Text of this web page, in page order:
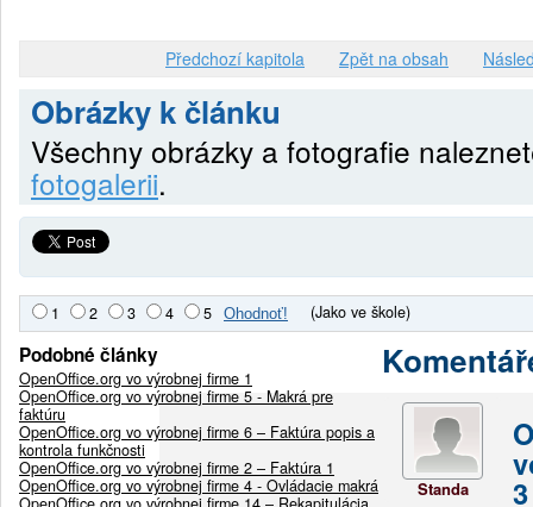
Předchozí kapitola Zpět na obsah
Obrázky k článku
Všechny obrázky a fotografie
fotogalerii.
1 2 3 4 5 (Jako ve škole)
Podobné články
OpenOffice.org vo výrobnej firme 1
OpenOffice.org vo výrobnej firme 5 - Makrá pre
faktúru
OpenOffice.org vo výrobnej firme 6 – Faktúra popis a
kontrola funkčnosti
OpenOffice.org vo výrobnej firme 2 – Faktúra 1
OpenOffice.org vo výrobnej firme 4 - Ovládacie makrá
Standa